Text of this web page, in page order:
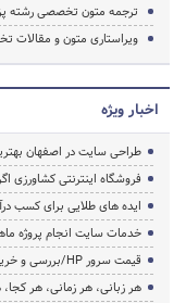
ترجمه متون تخصصی رشته
ویراستاری متون و
اخبار ویژه
طراحی سایت در اصفهان
فروشگاه اینترنتی کشاورزی
ایده های طلایی برای کسب
خدمات سایت انجام پروژه
قیمت سرور HP/بررسی و خرید سرور اچ پی
هر زبانی، هر زمانی، هر